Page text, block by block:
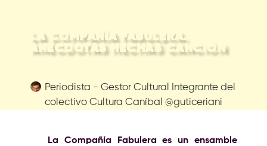
LA COMPAÑÍA FABULERA.
ANÉCDOTAS HECHAS CANCIÓN
Periodista - Gestor Cultural Integrante del
colectivo Cultura Caníbal @guticeriani
La Compañía Fabulera es un ensamble